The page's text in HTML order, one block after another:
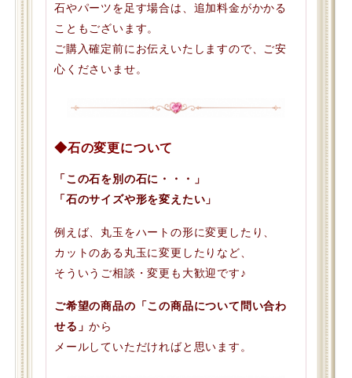
石やパーツを足す場合は、追加料金がかかる
こともございます。
ご購入確定前にお伝えいたしますので、ご安
心くださいませ。
◆石の変更について
「この石を別の石に・・・」
「石のサイズや形を変えたい」
例えば、丸玉をハートの形に変更したり、
カットのある丸玉に変更したりなど、
そういうご相談・変更も大歓迎です♪
ご希望の商品の「この商品について問い合わ
せる」から
メールしていただければと思います。